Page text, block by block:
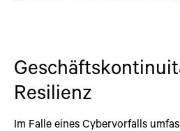
Resilienz
Im Falle eines Cybervorfalls